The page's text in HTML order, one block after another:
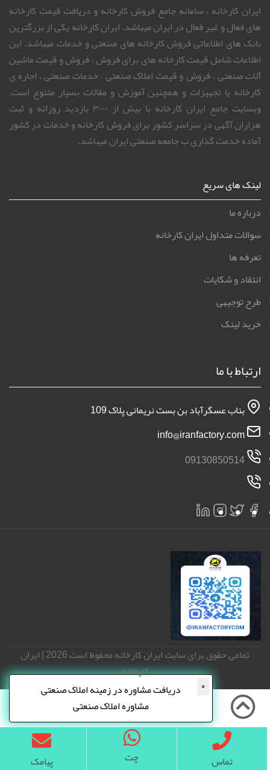
تماس چت پیامک
×
دریافت مشاوره در زمینه املاک صنعتی
مشاوره املاک صنعتی
ایران کارخانه ، سامانه جامع فروش کارخانه و دریافت قیمت کارخانه
های فعال و غیر فعال در ایران میباشد. ایران کارخانه یکی از بزرگترین
بانک های اطلاعاتی فروش کارخانه های صنعتی و خدمات میباشد. این
اطلاعات شامل قیمت کارخانه های برای فروش ، فروش و قیمت ماشین
آلات صنعتی ، فروش و قیمت املاک صنعتی ، خدمات صنعتی ، اجاره ی
کارخانه یا تجهیزات و همچنین آموزش و مقالات بسیار متنوع است.
وبسایت جامع ایران کارخانه با بیش از ۳۰۰۰ بازدید روزانه و ثبت
هزاران آگهی در سراسر کشور برای فروش کارخانه و خدمات در کشور
آماده خدمت گذاری ب جامعه صنعتی ایران میباشد.
لینک های سریع
درباره ما
سوالات متداول ایران کارخانه
تعرفه ها
انتقاد و شکایات
طرح توجیهی
خرید لینک
ارتباط با ما
بناب عسگرآباد بن بست نریمانی پلاک 109
09130850514
تمامی حقوق برای سایت ایران کارخانه محفوظ است 2026 | ایران
کارخانه